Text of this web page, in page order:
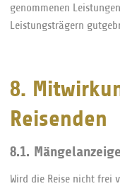
genommenen
Leistungsträgern
8.
Reisenden
8.1.
Wird die Reise nicht frei